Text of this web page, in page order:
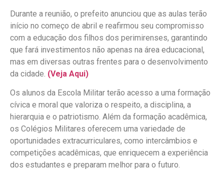
Durante a reunião, o prefeito anunciou que as aulas terão
início no começo de abril e reafirmou seu compromisso
com a educação dos filhos dos perimirenses, garantindo
que fará investimentos não apenas na área educacional,
mas em diversas outras frentes para o desenvolvimento
da cidade. (Veja Aqui)
Os alunos da Escola Militar terão acesso a uma formação
cívica e moral que valoriza o respeito, a disciplina, a
hierarquia e o patriotismo. Além da formação acadêmica,
os Colégios Militares oferecem uma variedade de
oportunidades extracurriculares, como intercâmbios e
competições acadêmicas, que enriquecem a experiência
dos estudantes e preparam melhor para o futuro.